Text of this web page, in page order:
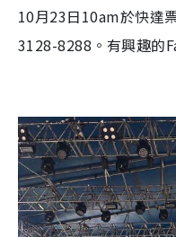
10月23日10am於快達
3128-8288。有興趣的